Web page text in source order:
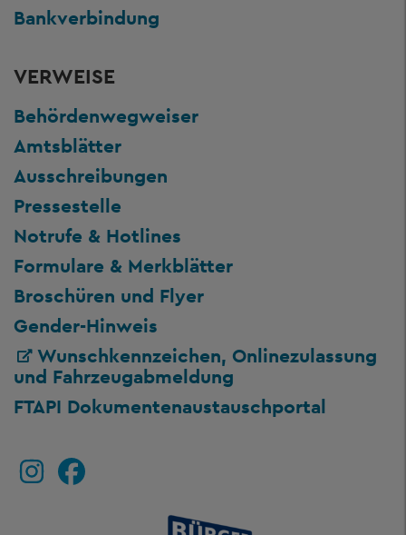
Bankverbindung
VERWEISE
Behördenwegweiser
Amtsblätter
Ausschreibungen
Pressestelle
Notrufe & Hotlines
Formulare & Merkblätter
Broschüren und Flyer
Gender-Hinweis
Wunschkennzeichen, Onlinezulassung
und Fahrzeugabmeldung
FTAPI Dokumentenaustauschportal